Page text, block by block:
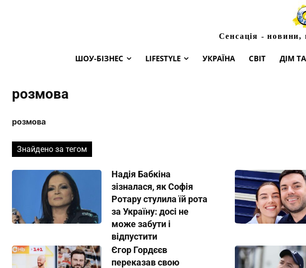
Сенсація - новини,
ШОУ-БІЗНЕС LIFESTYLE УКРАЇНА СВІТ ДІМ
розмова
розмова
Знайдено за тегом
Надія Бабкіна
зізналася, як Софія
Ротару стулила їй рота
за Україну: досі не
може забути і
відпустити
Єгор Гордєєв
переказав свою